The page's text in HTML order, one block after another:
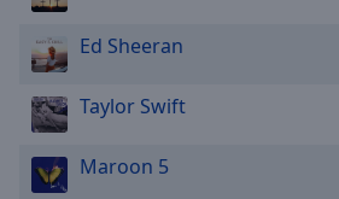
Ed Sheeran
Taylor Swift
Maroon 5